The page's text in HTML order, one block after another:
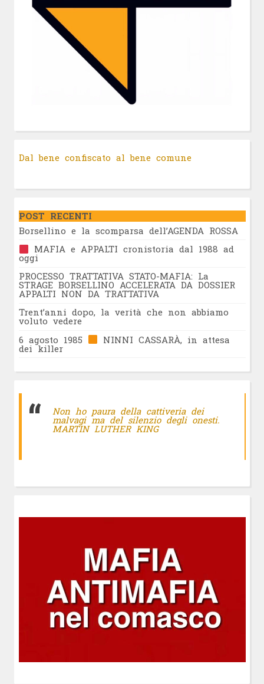
Dal bene confiscato al bene comune
POST RECENTI
Borsellino e la scomparsa dell’AGENDA ROSSA
MAFIA e APPALTI cronistoria dal 1988 ad
oggi
PROCESSO TRATTATIVA STATO-MAFIA: La
STRAGE BORSELLINO ACCELERATA DA DOSSIER
APPALTI NON DA TRATTATIVA
Trent’anni dopo, la verità che non abbiamo
voluto vedere
6 agosto 1985
NINNI CASSARÀ, in attesa
dei killer
Non ho paura della cattiveria dei
malvagi ma del silenzio degli onesti.
MARTIN LUTHER KING